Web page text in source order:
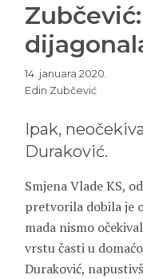
14. januara 2020.
Edin Zubčević
Ipak,
Duraković.
Smjena Vlade KS,
pretvorila dobila je
mada nismo
vrstu časti u
Duraković,